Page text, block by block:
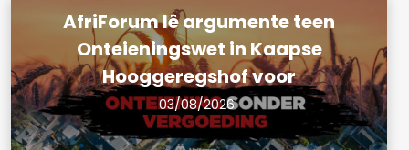
AfriForum lê argumente teen
Onteieningswet in Kaapse
Hooggeregshof voor
03/08/2026